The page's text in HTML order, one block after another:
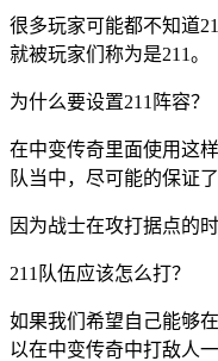
很多玩家可能都不知道
就被玩家们称为是211。
为什么要设置211阵容？
在中变传奇里面使用这
队当中，尽可能的保证
因为战士在攻打据点的
211队伍应该怎么打？
如果我们希望自己能够
以在中变传奇中打敌人